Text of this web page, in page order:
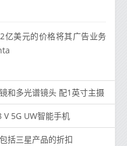
亿美元的价格将其广告业务
和多光谱镜头 配1英寸主摄
5G UW智能手机
括三星产品的折扣